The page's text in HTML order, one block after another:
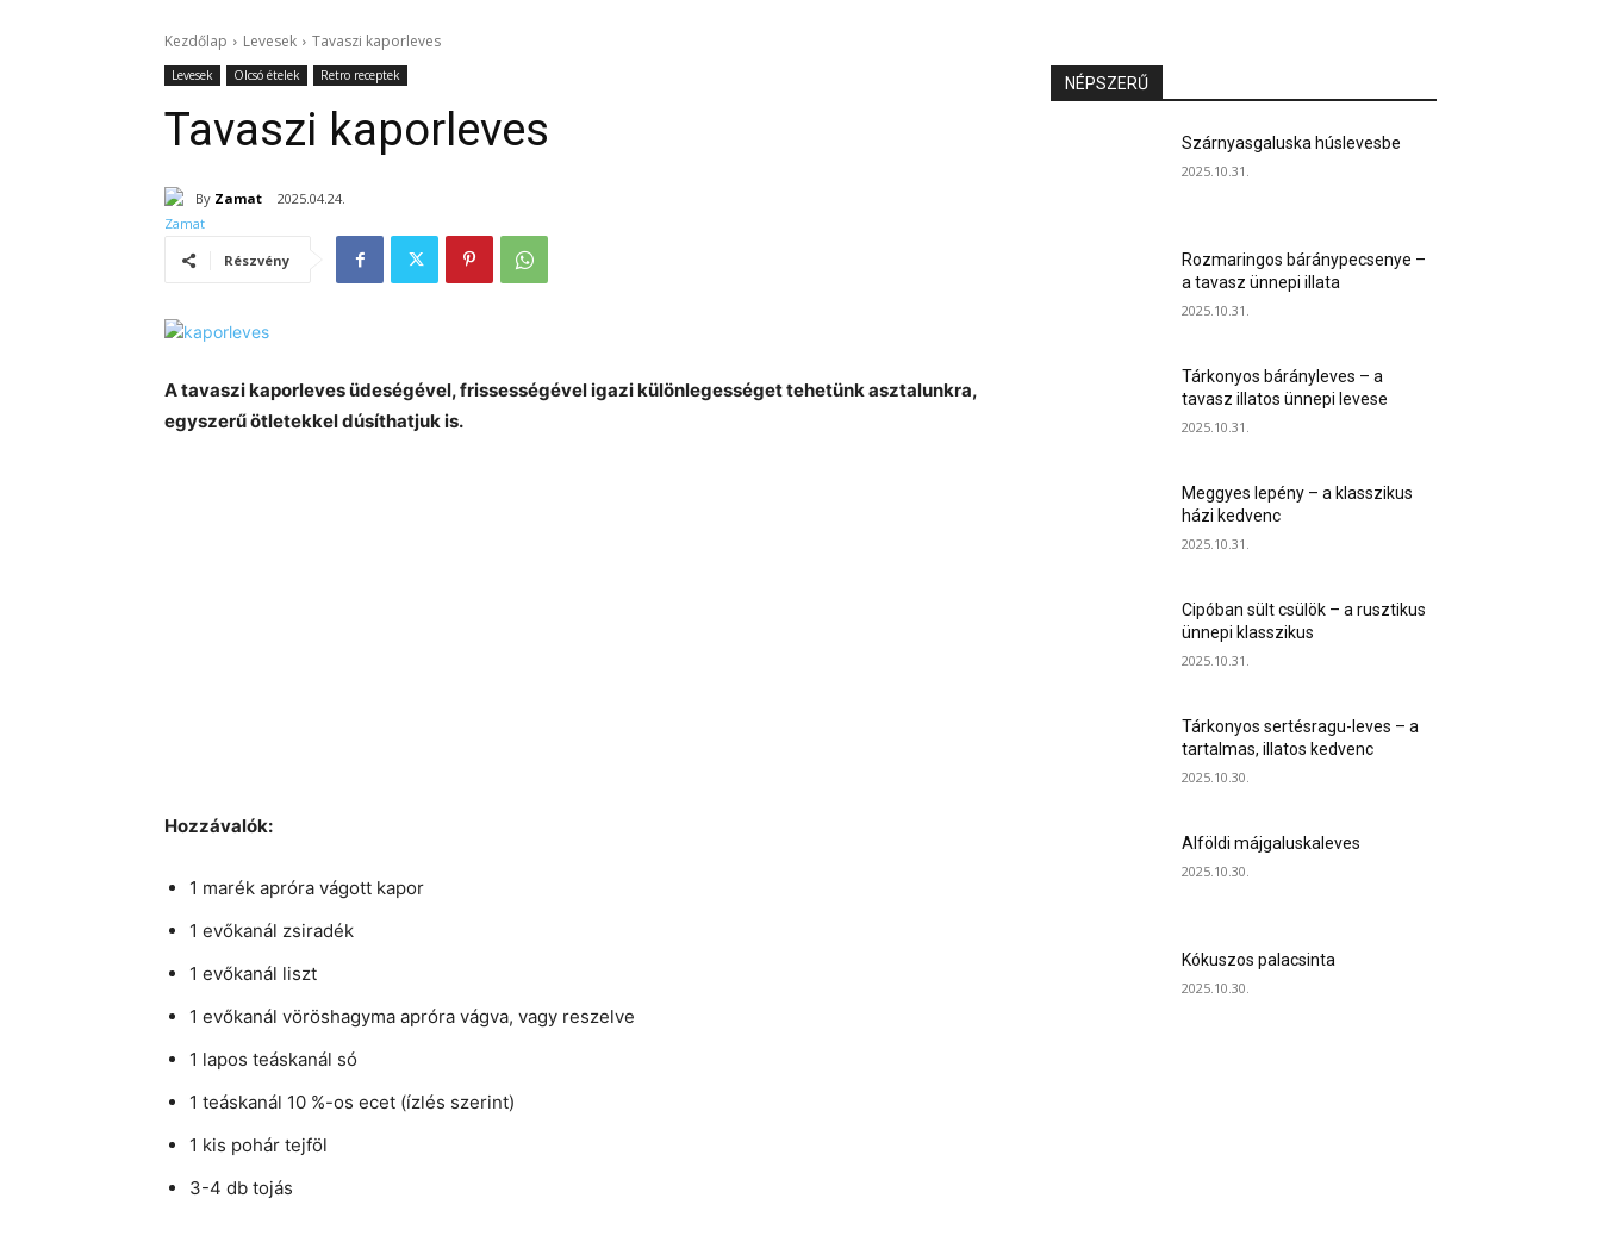
Kezdőlap Levesek Tavaszi kaporleves
Levesek Olcsó ételek Retro receptek
Tavaszi kaporleves
By Zamat 2025.04.24.
Részvény
A tavaszi kaporleves üdeségével, frissességével igazi különlegességet tehetünk asztalunkra,
egyszerű ötletekkel dúsíthatjuk is.
Hozzávalók:
1 marék apróra vágott kapor
1 evőkanál zsiradék
1 evőkanál liszt
1 evőkanál vöröshagyma apróra vágva, vagy reszelve
1 lapos teáskanál só
1 teáskanál 10 %-os ecet (ízlés szerint)
1 kis pohár tejföl
3-4 db tojás
NÉPSZERŰ
Szárnyasgaluska húslevesbe
2025.10.31.
Rozmaringos báránypecsenye –
a tavasz ünnepi illata
2025.10.31.
Tárkonyos bárányleves – a
tavasz illatos ünnepi levese
2025.10.31.
Meggyes lepény – a klasszikus
házi kedvenc
2025.10.31.
Cipóban sült csülök – a rusztikus
ünnepi klasszikus
2025.10.31.
Tárkonyos sertésragu-leves – a
tartalmas, illatos kedvenc
2025.10.30.
Alföldi májgaluskaleves
2025.10.30.
Kókuszos palacsinta
2025.10.30.